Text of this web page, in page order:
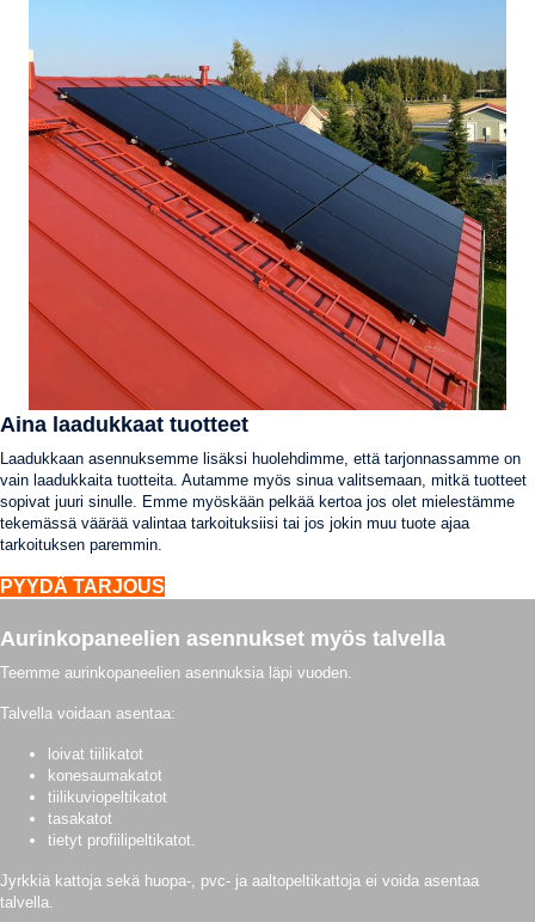
Aina laadukkaat tuotteet
Laadukkaan asennuksemme lisäksi huolehdimme, että tarjonnassamme on
vain laadukkaita tuotteita. Autamme myös sinua valitsemaan, mitkä tuotteet
sopivat juuri sinulle. Emme myöskään pelkää kertoa jos olet mielestämme
tekemässä väärää valintaa tarkoituksiisi tai jos jokin muu tuote ajaa
tarkoituksen paremmin.
PYYDÄ TARJOUS
Aurinkopaneelien asennukset myös talvella
Teemme aurinkopaneelien asennuksia läpi vuoden.
Talvella voidaan asentaa:
loivat tiilikatot
konesaumakatot
tiilikuviopeltikatot
tasakatot
tietyt profiilipeltikatot.
Jyrkkiä kattoja sekä huopa-, pvc- ja aaltopeltikattoja ei voida asentaa
talvella.